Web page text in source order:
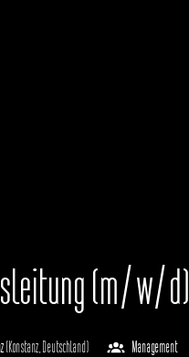
(m/w/d)
(Konstanz Deutschland) Management